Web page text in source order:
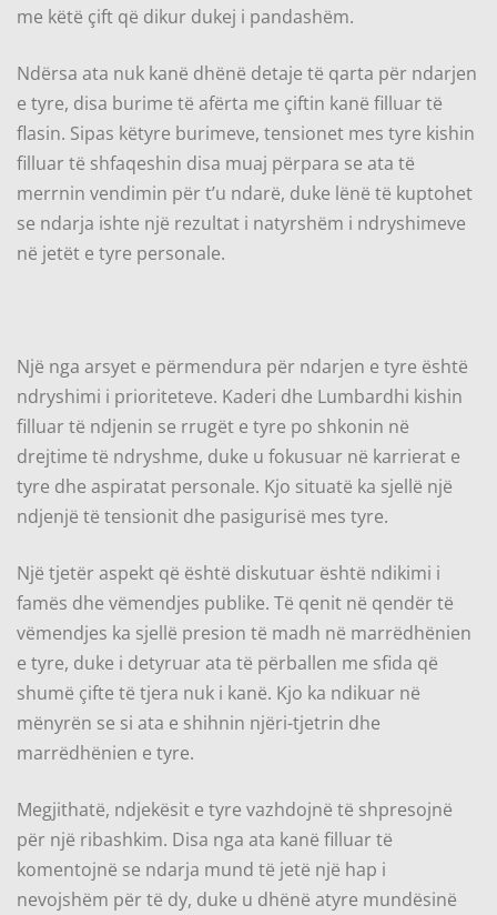
me këtë çift që dikur dukej i pandashëm.
Ndërsa ata nuk kanë dhënë detaje të qarta për ndarjen
e tyre, disa burime të afërta me çiftin kanë filluar të
flasin. Sipas këtyre burimeve, tensionet mes tyre kishin
filluar të shfaqeshin disa muaj përpara se ata të
merrnin vendimin për t’u ndarë, duke lënë të kuptohet
se ndarja ishte një rezultat i natyrshëm i ndryshimeve
në jetët e tyre personale.
Një nga arsyet e përmendura për ndarjen e tyre është
ndryshimi i prioriteteve. Kaderi dhe Lumbardhi kishin
filluar të ndjenin se rrugët e tyre po shkonin në
drejtime të ndryshme, duke u fokusuar në karrierat e
tyre dhe aspiratat personale. Kjo situatë ka sjellë një
ndjenjë të tensionit dhe pasigurisë mes tyre.
Një tjetër aspekt që është diskutuar është ndikimi i
famës dhe vëmendjes publike. Të qenit në qendër të
vëmendjes ka sjellë presion të madh në marrëdhënien
e tyre, duke i detyruar ata të përballen me sfida që
shumë çifte të tjera nuk i kanë. Kjo ka ndikuar në
mënyrën se si ata e shihnin njëri-tjetrin dhe
marrëdhënien e tyre.
Megjithatë, ndjekësit e tyre vazhdojnë të shpresojnë
për një ribashkim. Disa nga ata kanë filluar të
komentojnë se ndarja mund të jetë një hap i
nevojshëm për të dy, duke u dhënë atyre mundësinë